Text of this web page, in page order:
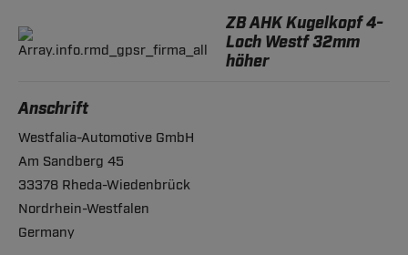
ZB AHK Kugelkopf 4-
Loch Westf 32mm
höher
Anschrift
Westfalia-Automotive GmbH
Am Sandberg 45
33378 Rheda-Wiedenbrück
Nordrhein-Westfalen
Germany